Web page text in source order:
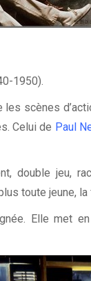
1950).
scènes
Celui de Paul
double jeu,
toute jeune,
Elle met